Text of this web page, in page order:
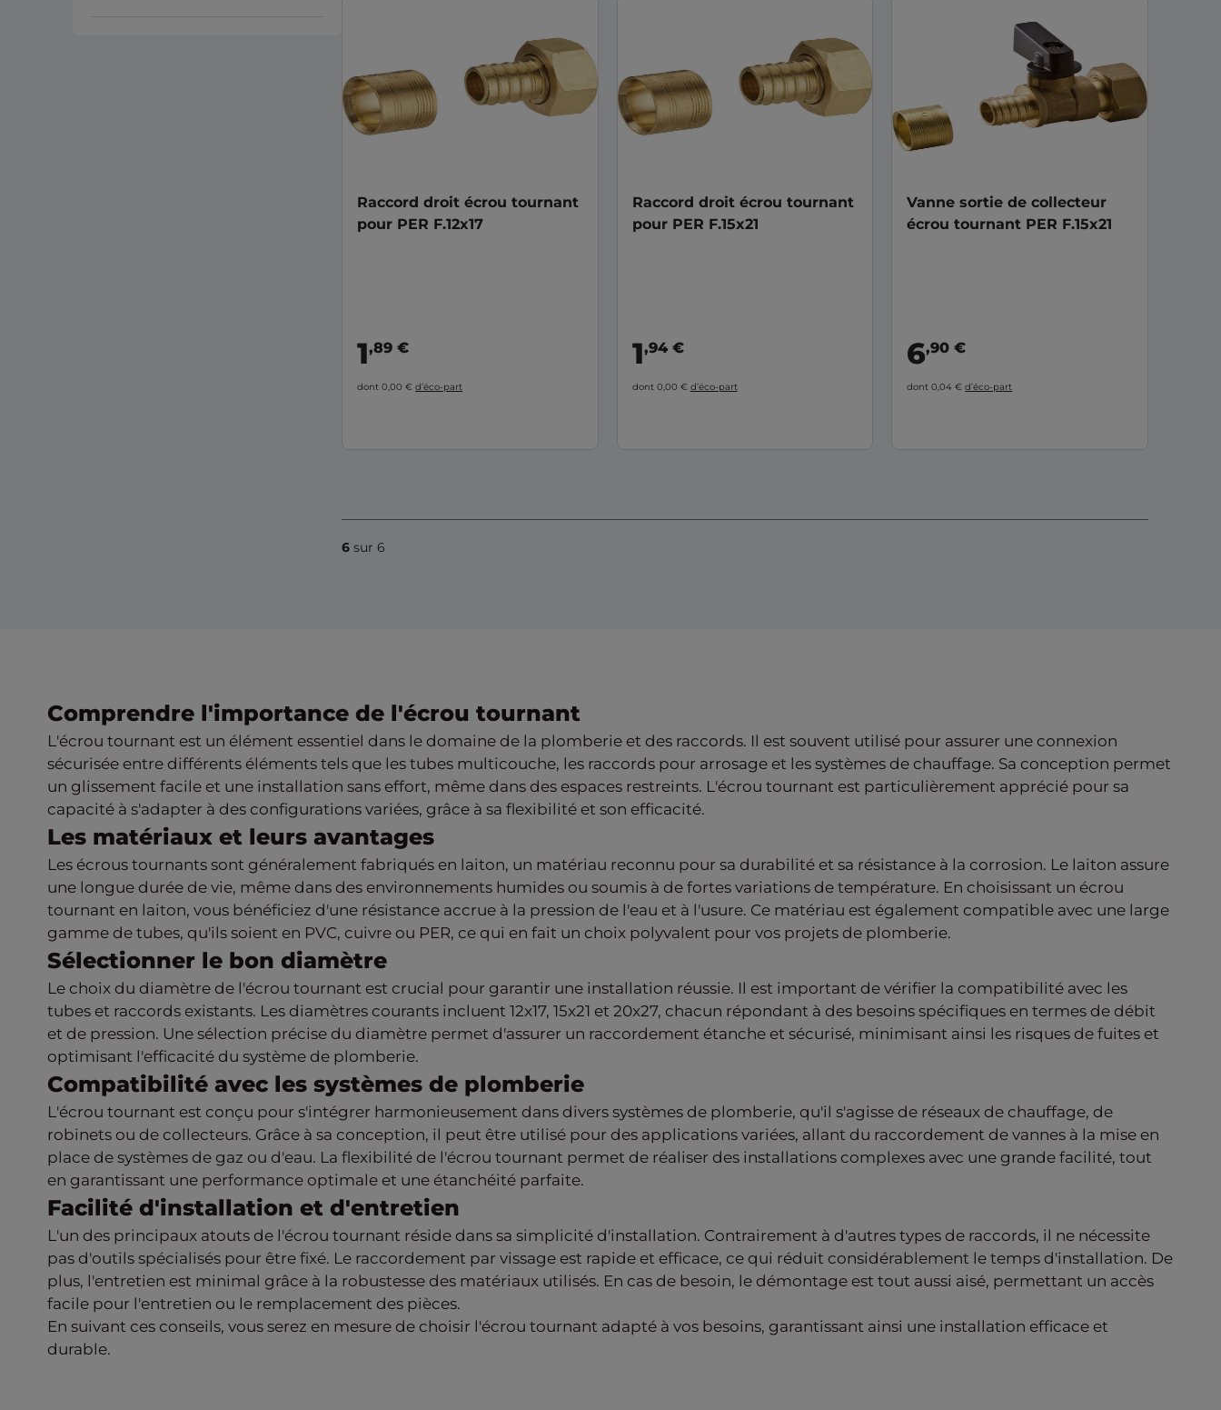
Raccord droit écrou tournant
pour PER F.12x17
1,89 €
dont 0,00 € d’éco-part
Raccord droit écrou tournant
pour PER F.15x21
1,94 €
dont 0,00 € d’éco-part
Vanne sortie de collecteur
écrou tournant PER F.15x21
6,90 €
dont 0,04 €d’éco-part
6 sur 6
Comprendre l'importance de l'écrou tournant
L'écrou tournant est un élément essentiel dans le domaine de la plomberie et des raccords. Il est souvent utilisé pour assurer une connexion
sécurisée entre différents éléments tels que les tubes multicouche, les raccords pour arrosage et les systèmes de chauffage. Sa conception permet
un glissement facile et une installation sans effort, même dans des espaces restreints. L'écrou tournant est particulièrement apprécié pour sa
capacité à s'adapter à des configurations variées, grâce à sa flexibilité et son efficacité.
Les matériaux et leurs avantages
Les écrous tournants sont généralement fabriqués en laiton, un matériau reconnu pour sa durabilité et sa résistance à la corrosion. Le laiton assure
une longue durée de vie, même dans des environnements humides ou soumis à de fortes variations de température. En choisissant un écrou
tournant en laiton, vous bénéficiez d'une résistance accrue à la pression de l'eau et à l'usure. Ce matériau est également compatible avec une large
gamme de tubes, qu'ils soient en PVC, cuivre ou PER, ce qui en fait un choix polyvalent pour vos projets de plomberie.
Sélectionner le bon diamètre
Le choix du diamètre de l'écrou tournant est crucial pour garantir une installation réussie. Il est important de vérifier la compatibilité avec les
tubes et raccords existants. Les diamètres courants incluent 12x17, 15x21 et 20x27, chacun répondant à des besoins spécifiques en termes de débit
et de pression. Une sélection précise du diamètre permet d'assurer un raccordement étanche et sécurisé, minimisant ainsi les risques de fuites et
optimisant l'efficacité du système de plomberie.
Compatibilité avec les systèmes de plomberie
L'écrou tournant est conçu pour s'intégrer harmonieusement dans divers systèmes de plomberie, qu'il s'agisse de réseaux de chauffage, de
robinets ou de collecteurs. Grâce à sa conception, il peut être utilisé pour des applications variées, allant du raccordement de vannes à la mise en
place de systèmes de gaz ou d'eau. La flexibilité de l'écrou tournant permet de réaliser des installations complexes avec une grande facilité, tout
en garantissant une performance optimale et une étanchéité parfaite.
Facilité d'installation et d'entretien
L'un des principaux atouts de l'écrou tournant réside dans sa simplicité d'installation. Contrairement à d'autres types de raccords, il ne nécessite
pas d'outils spécialisés pour être fixé. Le raccordement par vissage est rapide et efficace, ce qui réduit considérablement le temps d'installation. De
plus, l'entretien est minimal grâce à la robustesse des matériaux utilisés. En cas de besoin, le démontage est tout aussi aisé, permettant un accès
facile pour l'entretien ou le remplacement des pièces.
En suivant ces conseils, vous serez en mesure de choisir l'écrou tournant adapté à vos besoins, garantissant ainsi une installation efficace et
durable.